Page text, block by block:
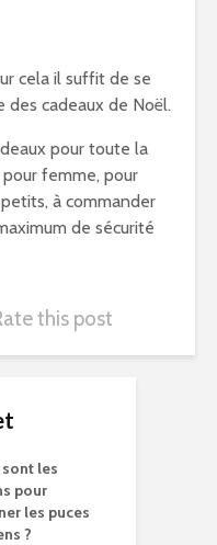
cela il suffit de se
cadeaux de Noël.
pour toute la
femme, pour
à commander
de sécurité
this post
les
pour
les puces
?